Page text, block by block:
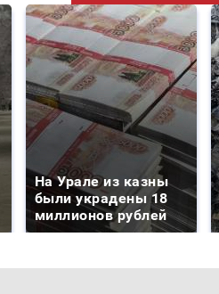
На Урале из казны
были украдены 18
миллионов рублей